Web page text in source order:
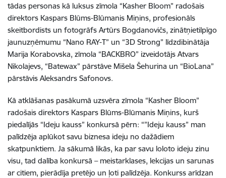
tādas personas kā luksus zīmola “Kasher Bloom” radošais
direktors Kaspars Blūms-Blūmanis Miņins, profesionāls
skeitbordists un fotogrāfs Artūrs Bogdanovičs, zinātņietilpīgo
jaunuzņēmumu “Nano RAY-T” un “3D Strong” līdzdibinātāja
Marija Korabovska, zīmola “BACKBRO” izveidotājs Atvars
Nikolajevs, “Batewax” pārstāve Mišela Šehurina un “BioLana”
pārstāvis Aleksandrs Safonovs.
Kā atklāšanas pasākumā uzsvēra zīmola “Kasher Bloom”
radošais direktors Kaspars Blūms-Blūmanis Miņins, kurš
piedalījās “Ideju kauss” konkursā pērn: “”Ideju kauss” man
palīdzēja aplūkot savu biznesa ideju no dažādiem
skatpunktiem. Ja sākumā likās, ka par savu loloto ideju zinu
visu, tad dalība konkursā – meistarklases, lekcijas un sarunas
ar citiem, pierādīja pretējo un ļoti palīdzēja. Konkurss arīdzan